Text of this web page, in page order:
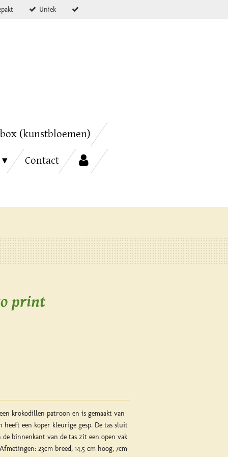
Uniek
(kunstbloemen)
Contact
print
krokodillen patroon en is gemaakt van
heeft een koper kleurige gesp. De tas sluit
binnenkant van de tas zit een open vak
23cm breed, 14,5 cm hoog, 7cm